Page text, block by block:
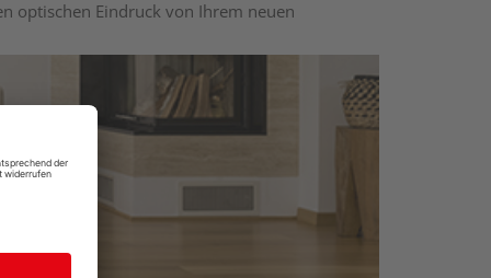
optischen Eindruck von Ihrem neuen